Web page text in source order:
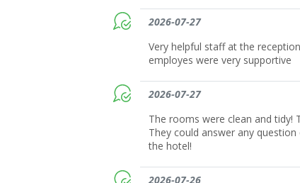
2026-07-27
Very helpful staff at the
employes were very supportive
2026-07-27
The rooms were clean and tidy!
They could answer any
the hotel!
2026-07-26